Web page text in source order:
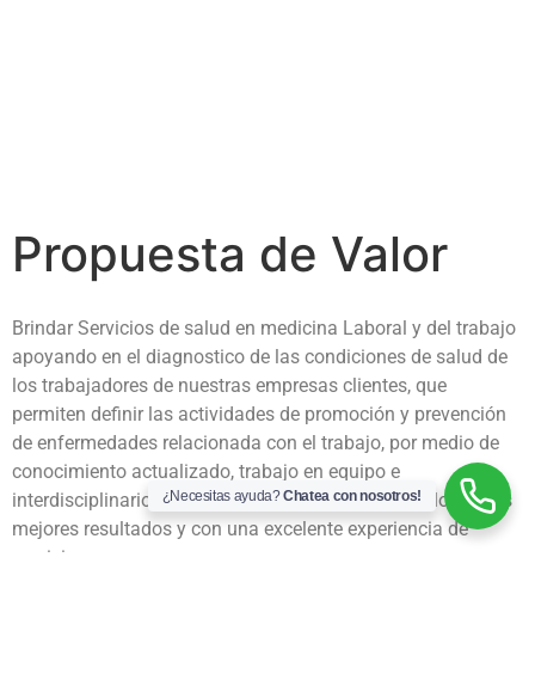
Propuesta de Valor
Brindar Servicios de salud en medicina Laboral y del trabajo
apoyando en el diagnostico de las condiciones de salud de
los trabajadores de nuestras empresas clientes, que
permiten definir las actividades de promoción y prevención
de enfermedades relacionada con el trabajo, por medio de
conocimiento actualizado, trabajo en equipo e
interdisciplinario, oportunidad en la atención para lograr los
mejores resultados y con una excelente experiencia de
servicio.
¿Necesitas ayuda?Chatea con nosotros!